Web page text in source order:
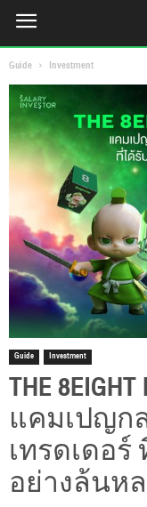
Guide Investment
Guide Investment
THE
แคมเปญก
เทรดเดอ
อย่างล้นห